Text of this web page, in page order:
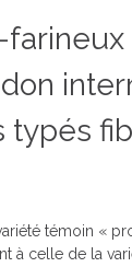
typés
témoin «
à celle de la